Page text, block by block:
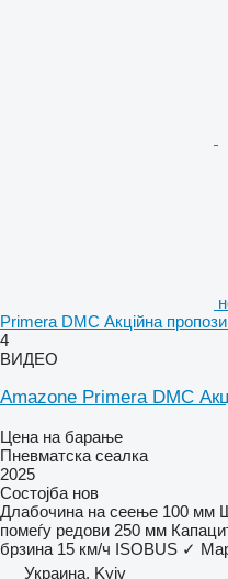
Primera DMC Акційна
4
ВИДЕО
Amazone Primera DMC
Цена на барање
Пневматска сеалка
2025
Состојба нов
Длабочина на сеење 100 мм
помеѓу редови 250 мм
брзина 15 км/ч ISOBUS ✓
Украина, Kyiv